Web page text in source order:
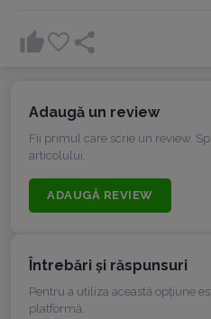
Adaugă un review
Fii primul care scrie un review.
articolului.
ADAUGĂ REVIEW
Întrebări şi răspunsuri
Pentru a utiliza această opțiune
platformă.